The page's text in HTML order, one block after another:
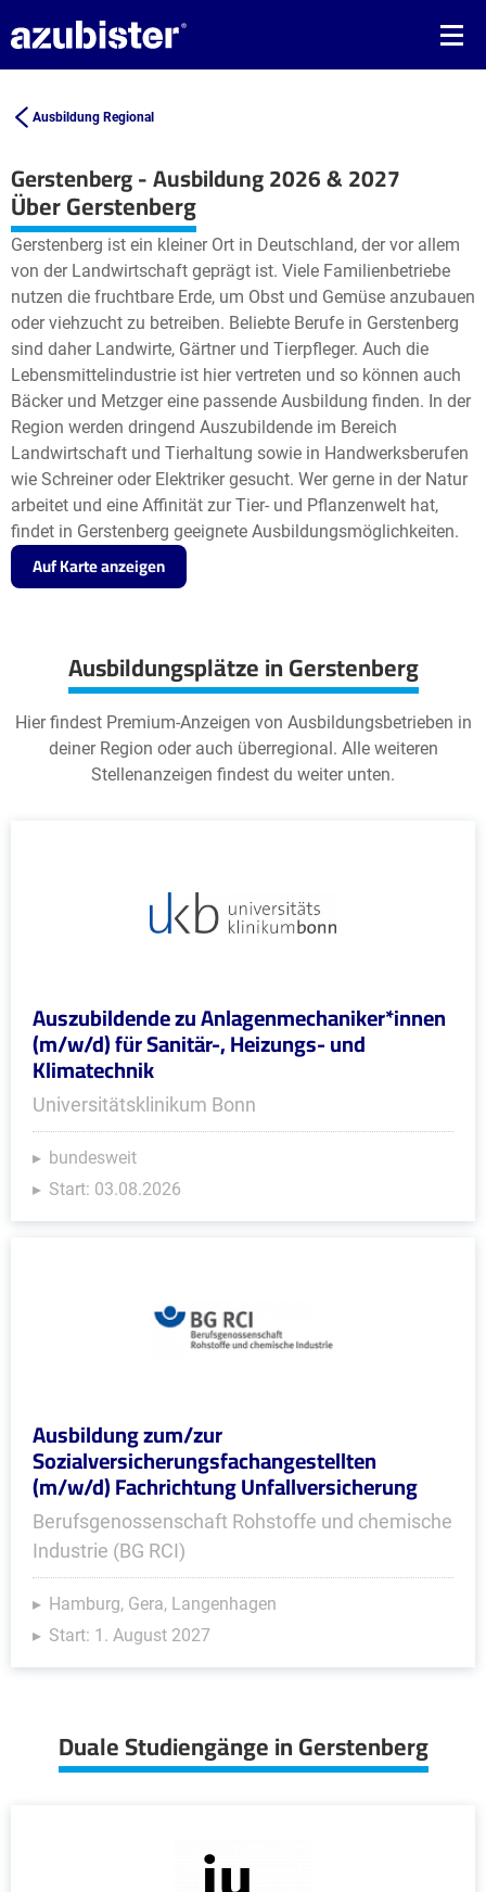
Ausbildung Regional
Gerstenberg - Ausbildung 2026 & 2027
+
−
Leaflet| ©OpenStreetMap2
Über Gerstenberg
Gerstenberg ist ein kleiner Ort in Deutschland, der vor allem
von der Landwirtschaft geprägt ist. Viele Familienbetriebe
nutzen die fruchtbare Erde, um Obst und Gemüse anzubauen
oder viehzucht zu betreiben. Beliebte Berufe in Gerstenberg
sind daher Landwirte, Gärtner und Tierpfleger. Auch die
Lebensmittelindustrie ist hier vertreten und so können auch
Bäcker und Metzger eine passende Ausbildung finden. In der
Region werden dringend Auszubildende im Bereich
Landwirtschaft und Tierhaltung sowie in Handwerksberufen
wie Schreiner oder Elektriker gesucht. Wer gerne in der Natur
arbeitet und eine Affinität zur Tier- und Pflanzenwelt hat,
findet in Gerstenberg geeignete Ausbildungsmöglichkeiten.
Auf Karte anzeigen
Ausbildungsplätze in Gerstenberg
Hier findest Premium-Anzeigen von Ausbildungsbetrieben in
deiner Region oder auch überregional. Alle weiteren
Stellenanzeigen findest du weiter unten.
Auszubildende zu Anlagenmechaniker*innen
(m/w/d) für Sanitär-, Heizungs- und
Klimatechnik
Universitätsklinikum Bonn
bundesweit
Start: 03.08.2026
Ausbildung zum/zur
Sozialversicherungsfachangestellten
(m/w/d) Fachrichtung Unfallversicherung
Berufsgenossenschaft Rohstoffe und chemische
Industrie (BG RCI)
Hamburg, Gera, Langenhagen
Start: 1. August 2027
Duale Studiengänge in Gerstenberg